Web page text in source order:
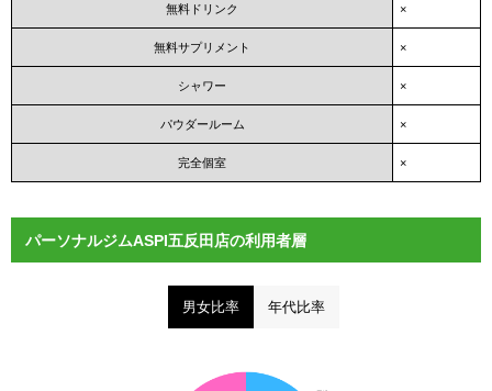
無料ドリンク ×
無料サプリメント ×
シャワー ×
パウダールーム ×
完全個室 ×
パーソナルジムASPI五反田店の利用者層
男女比率 年代比率